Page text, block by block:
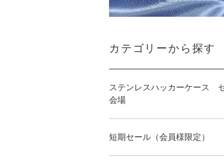
カテゴリーから探す
ステンレスハッカーケース
会場
短期セール（会員様限定）